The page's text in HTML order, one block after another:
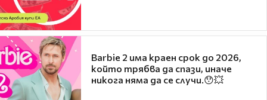
Barbie 2 има краен срок до 2026,
който трябва да спази, иначе
никога няма да се случи.😯💥